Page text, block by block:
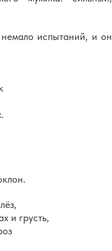
испытаний, и он
и грусть,